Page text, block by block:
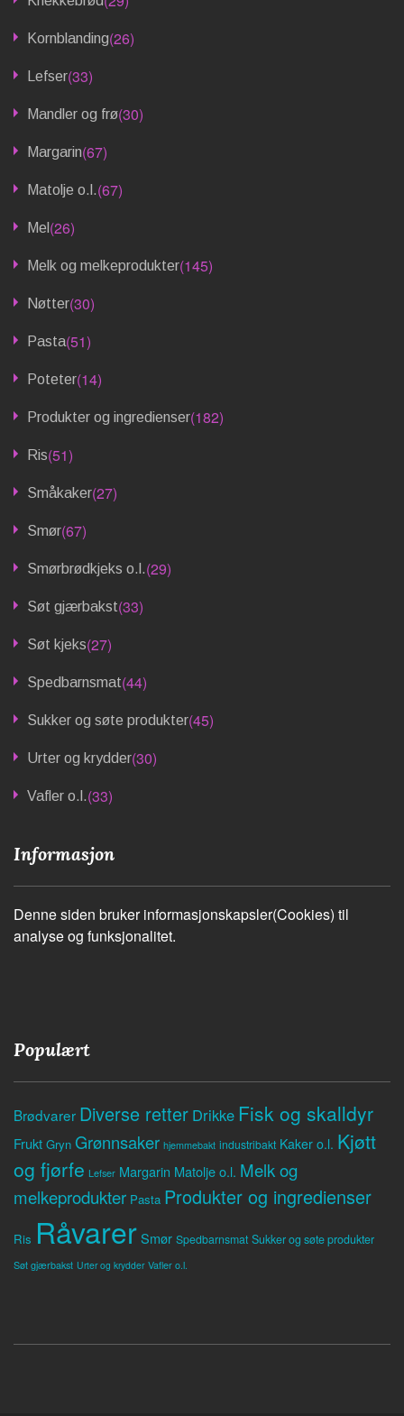
Kornblanding(26)
Lefser(33)
Mandler og frø(30)
Margarin(67)
Matolje o.l.(67)
Mel (26)
Melk og melkeprodukter(145)
Nøtter(30)
Pasta(51)
Poteter(14)
Produkter og ingredienser(182)
Ris(51)
Småkaker(27)
Smør(67)
Smørbrødkjeks o.l.(29)
Søt gjærbakst(33)
Søt kjeks(27)
Spedbarnsmat(44)
Sukker og søte produkter(45)
Urter og krydder(30)
Vafler o.l.(33)
Informasjon
Denne siden bruker informasjonskapsler(Cookies) til
analyse og funksjonalitet.
Populært
Brødvarer Diverse retter Drikke Fisk og skalldyr
Frukt Gryn Grønnsaker hjemmebakt industribakt Kaker o.l. Kjøtt
og fjørfe Lefser Margarin Matolje o.l. Melk og
melkeprodukter Pasta Produkter og ingredienser
Ris RåvarerSmør Spedbarnsmat Sukker og søte produkter
Søt gjærbakst Urter og krydder Vafler o.l.